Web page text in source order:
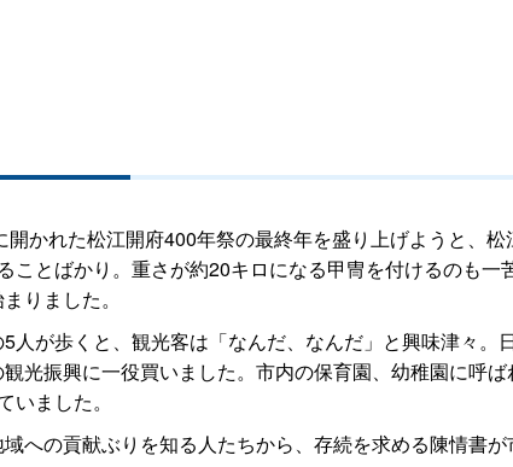
かれた松江開府400年祭の最終年を盛り上げようと、
ことばかり。重さが約20キロになる甲冑を付けるのも
りました。
人が歩くと、観光客は「なんだ、なんだ」と興味津々
光振興に一役買いました。市内の保育園、幼稚園に呼
ました。
への貢献ぶりを知る人たちから、存続を求める陳情書